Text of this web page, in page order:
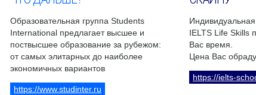
Образовательная группа Students
International предлагает высшее и
поствысшее образование за рубежом:
от самых элитарных до наиболее
экономичных вариантов
https://www.studinter.ru
Индивидуальная
IELTS Life Skills
Вас время.
Цена Вас
https://ielts-